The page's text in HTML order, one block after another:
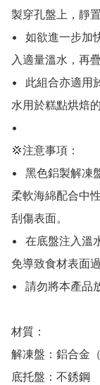
製穿孔盤上，靜
•	如欲進一步加快解凍速度，可在底層的不銹鋼托盤內注
入適量溫水，再
•	此組合亦適用於剛煮好的便當菜式散熱，或在底盤加冷
水用於糕點烘焙
•
💢注意事項：
•	黑色鋁製解凍盤表面經過陽極氧化加工，清洗時請使用
柔軟海綿配合中
刮傷表面。
•	在底盤注入溫水加速解凍時，請注意水溫切勿過高，以
免導致食材表面
•	請勿將本產品放入微波爐或焗爐內使用。
材質：
解凍盤：鋁合金
底托盤：不銹鋼